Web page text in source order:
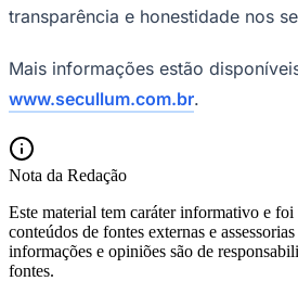
Botafogo
transparência e honestidade nos
Mais informações estão
www.secullum.com.br.
Nota da Redação
Este material tem caráter informativo e
conteúdos de fontes externas e
informações e opiniões são de
fontes.